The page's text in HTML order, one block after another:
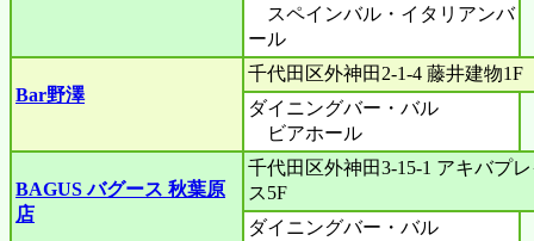
スペインバル・イタリアンバ
ール
Bar野澤
千代田区外神田2-1-4 藤井建物1F
ダイニングバー・バル
ビアホール
BAGUS バグース 秋葉原
店
千代田区外神田3-15-1 アキバプ
ス5F
ダイニングバー・バル